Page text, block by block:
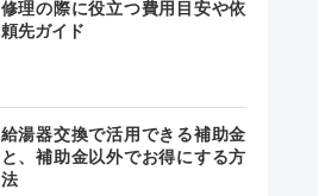
修理の際に役立つ費用目安や依
頼先ガイド
給湯器交換で活用できる補助金
と、補助金以外でお得にする方
法